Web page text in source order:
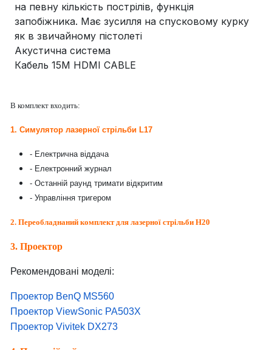
на певну кількість пострілів, функція
запобіжника. Має зусилля на спусковому курку
як в звичайному пістолеті
Акустична система
Кабель 15M HDMI CABLE
В комплект входить:
1. Симулятор лазерної стрільби L17
- Електрична віддача
- Електронний журнал
- Останній раунд тримати відкритим
- Управління тригером
2. Переобладнаний комплект для лазерної стрільби H20
3. Проектор
Рекомендовані моделі:
Проектор BenQ MS560
Проектор ViewSonic PA503X
Проектор Vivitek DX273